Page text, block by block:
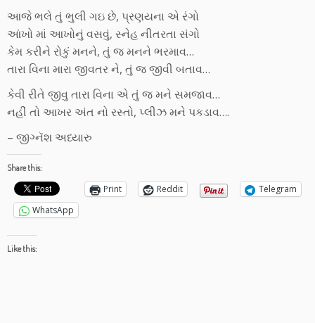
આજે ભલે તું ભુલી ગઇ છે, પ્રણયના એ રંગો
આંખો માં આખોનું વસવું, સ્નેહ નીતરતા સંગો
કેમ કરીને રોકું મનને, તું જ મનને ભરમાવ…
તારા વિના મારા જીવતર ને, તું જ જીવી બતાવ…
કેવી રીતે જીવુ તારા વિના એ તું જ મને સમજાવ…
નહીં તો આખર અંત નો રસ્તો, પ્લીઝ મને પકડાવ….
– જીગ્નૅશ અધ્યારુ
Share this:
Print Reddit
Telegram
WhatsApp
Like this: